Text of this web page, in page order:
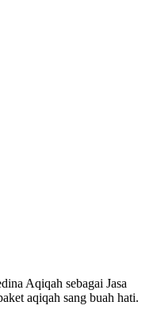
Aqiqah sebagai Jasa
aqiqah sang buah hati.